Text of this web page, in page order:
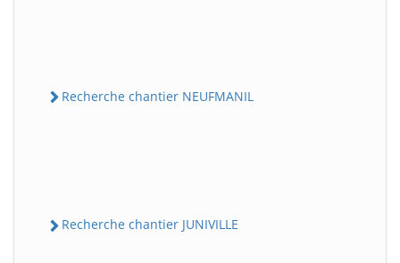
Recherche chantier NEUFMANIL
Recherche chantier JUNIVILLE